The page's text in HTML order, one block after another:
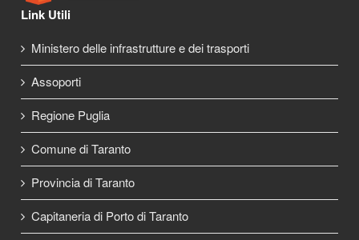
Link Utili
Ministero delle infrastrutture e dei trasporti
Assoporti
Regione Puglia
Comune di Taranto
Provincia di Taranto
Capitaneria di Porto di Taranto